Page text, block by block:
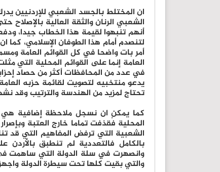
ان المختلط بالجسد الشعبي للإردنيين
الشعبي الرنان والثقة العالية
أنهم تنبهوا لقيمة هذا الخطاب جيدا،
لتنصدم أمام هذا الطوفان الإسلامي،
أمر بات واضحا في كل القوائم العامة
العامة إنما على القوائم المحلية التي
في عدد من المحافظات أكثر من حصاد
يدعو منتخبيه لتصويت لقائمة حزبه
تحتاج لمزيد من الهندسة والترتيب وقد
كما يمكن ان نسجل ملاحظة إضافية هي
المحلية فُقذفت تماما خارج العتبة
الشعبية التي ترفض المفاهيم التي قد
بالكامل فالتعددية لم تنطبق بالأردن
وانصهرت في سلة الدولة التي ساهمت
والتي بقيت كلها تحت سيطرة الدولة